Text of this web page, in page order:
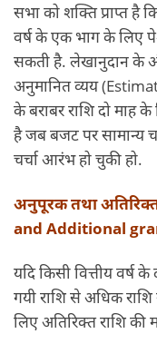
सभा को शक्ति प्राप्त है
वर्ष के एक भाग के लिए
सकती है. लेखानुदान के
अनुमानित व्यय
के बराबर राशि दो माह
है जब बजट पर सामान्य
चर्चा आरंभ हो चुकी हो.
अनुपूरक तथा
and Additional
यदि किसी वित्तीय वर्ष
गयी राशि से अधिक राशि
लिए अतिरिक्त राशि